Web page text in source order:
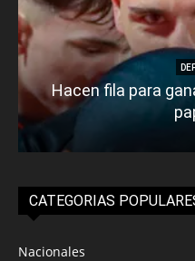
Hacen fila para
CATEGORIAS
Nacionales